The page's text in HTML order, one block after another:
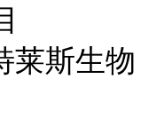
莱斯生物